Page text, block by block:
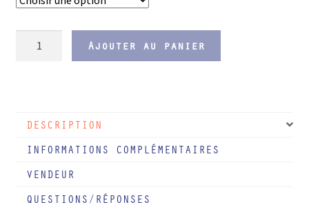
pliable
Sac
65L
Ajouter au panier
DESCRIPTION
INFORMATIONS COMPLÉMENTAIRES
VENDEUR
QUESTIONS/RÉPONSES